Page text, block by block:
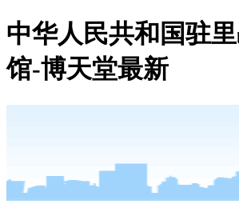
中华人民共和国驻
馆-博天堂最新